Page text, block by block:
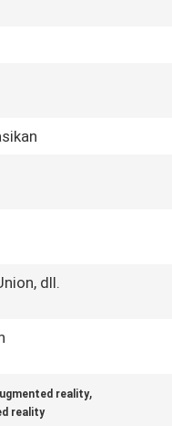
dll.
reality,
reality